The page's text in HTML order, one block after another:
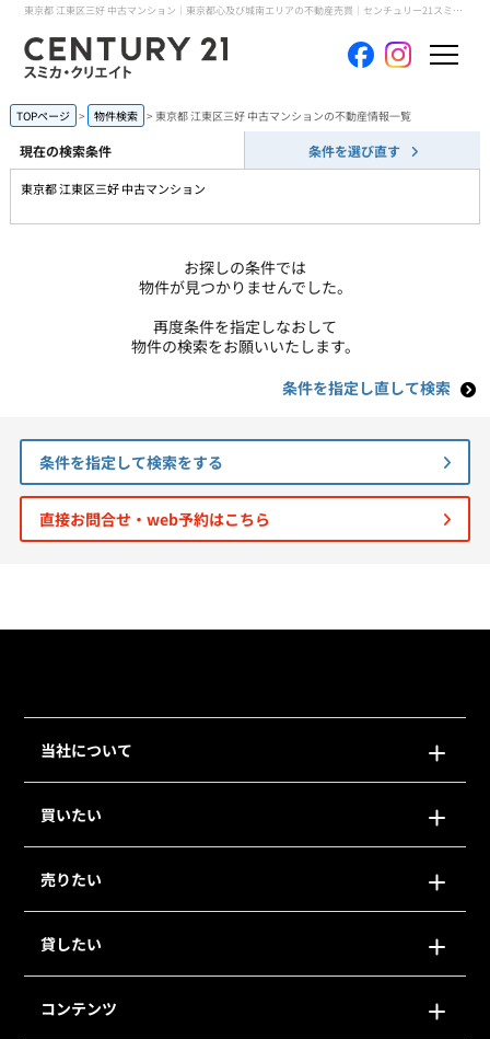
東京都 江東区三好 中古マンション｜東京都心及び城南エリアの不動産売買｜センチュリー21スミカ・クリエイト
ホーム
当社について
買いたい
売りたい
コンテンツ
会員メニュー
TOPページ 物件検索 東京都 江東区三好 中古マンションの不動産情報一覧
現在の検索条件 条件を選び直す
東京都 江東区三好 中古マンション
お探しの条件では
物件が見つかりませんでした。
再度条件を指定しなおして
物件の検索をお願いいたします。
条件を指定し直して検索
条件を指定して検索をする
直接お問合せ・web予約はこちら
当社について
買いたい
売りたい
貸したい
コンテンツ